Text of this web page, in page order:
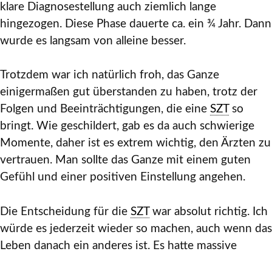
klare Diagnosestellung auch ziemlich lange
hingezogen. Diese Phase dauerte ca. ein ¾ Jahr. Dann
wurde es langsam von alleine besser.
Trotzdem war ich natürlich froh, das Ganze
einigermaßen gut überstanden zu haben, trotz der
Folgen und Beeinträchtigungen, die eine SZTso
bringt. Wie geschildert, gab es da auch schwierige
Momente, daher ist es extrem wichtig, den Ärzten zu
vertrauen. Man sollte das Ganze mit einem guten
Gefühl und einer positiven Einstellung angehen.
Die Entscheidung für die SZTwar absolut richtig. Ich
würde es jederzeit wieder so machen, auch wenn das
Leben danach ein anderes ist. Es hatte massive